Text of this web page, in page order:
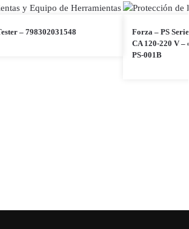
– 798302031548
Forza – PS
CA 120-220 V –
PS-001B